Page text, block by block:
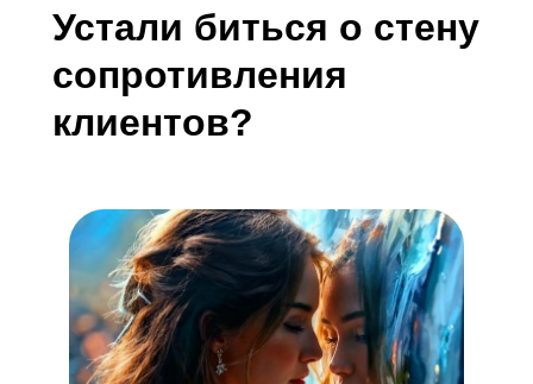
Устали биться о стену
сопротивления
клиентов?